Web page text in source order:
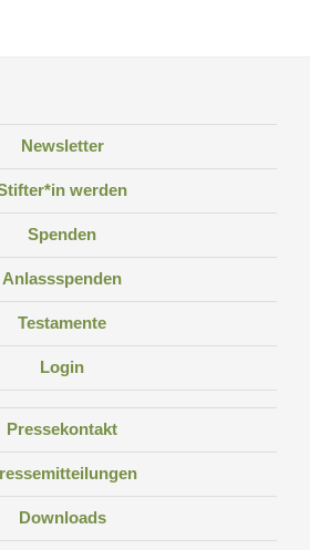
Newsletter
werden
Spenden
Anlassspenden
Testamente
Login
Pressekontakt
Downloads